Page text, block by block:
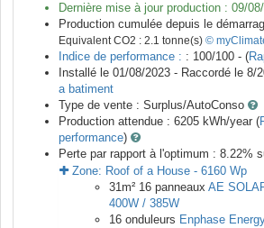
Dernière mise à jour production : 09/
Production cumulée depuis le
Equivalent CO2 : 2.1 tonne(s) ©
Indice de performance : : 100/100 - (
Installé le 01/08/2023 - Raccordé le 8/
a batiment
Type de vente : Surplus/AutoConso
Production attendue : 6205 kWh/year (
performance)
Perte par rapport à l'optimum : 8.22%
Zone: Roof of a House - 6160 Wp
31m² 16 panneaux AE
400W / 385W
16 onduleurs Enphase